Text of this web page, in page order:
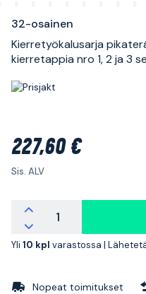
32-osainen
Kierretyökalusarja
kierretappia nro 1, 2 ja 3
227,60 €
Sis. ALV
Yli 10 kpl varastossa |
Nopeat toimitukset